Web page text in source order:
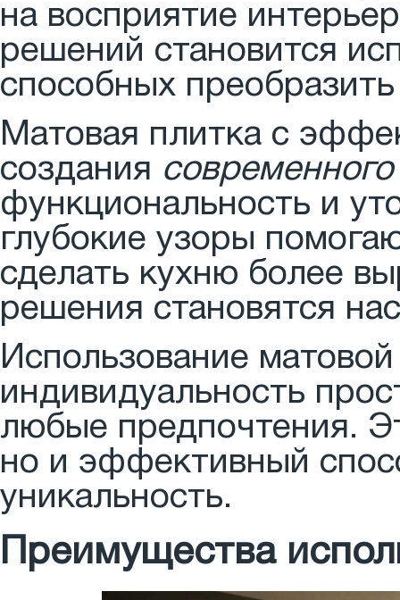
на восприятие
решений становится
способных
Матовая плитка с
создания
функциональность и
глубокие узоры
сделать кухню более
решения становятся
Использование
индивидуальность
любые предпочтения.
но и эффективный
уникальность.
Преимущества